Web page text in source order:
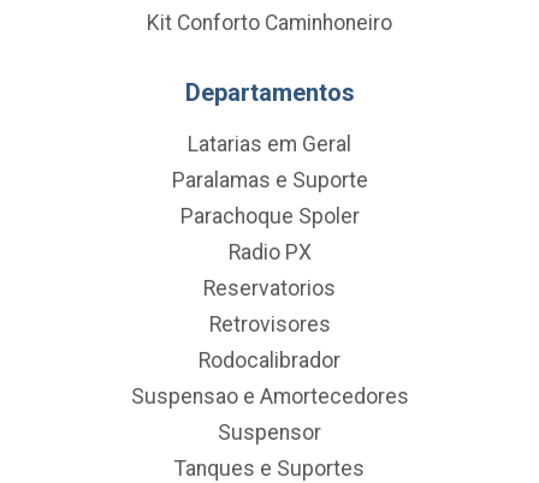
Kit Conforto Caminhoneiro
Departamentos
Latarias em Geral
Paralamas e Suporte
Parachoque Spoler
Radio PX
Reservatorios
Retrovisores
Rodocalibrador
Suspensao e Amortecedores
Suspensor
Tanques e Suportes